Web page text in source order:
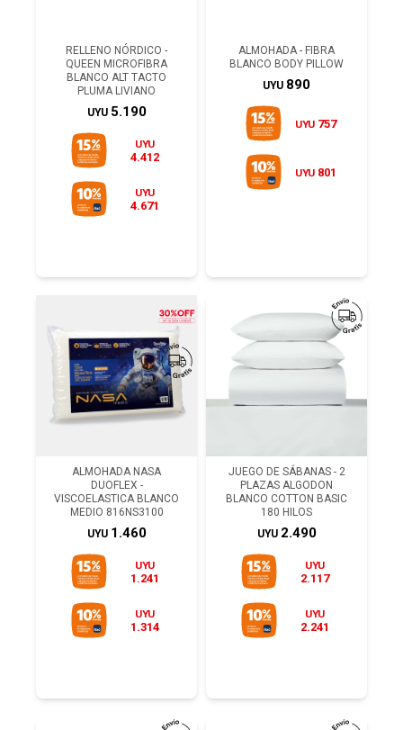
RELLENO NÓRDICO -
QUEEN MICROFIBRA
BLANCO ALT TACTO
PLUMA LIVIANO
UYU 5.190
UYU
4.412
UYU
4.671
ALMOHADA - FIBRA
BLANCO BODY PILLOW
UYU 890
UYU 757
UYU 801
ALMOHADA NASA
DUOFLEX -
VISCOELASTICA BLANCO
MEDIO 816NS3100
UYU 1.460
UYU
1.241
UYU
1.314
JUEGO DE SÁBANAS - 2
PLAZAS ALGODON
BLANCO COTTON BASIC
180 HILOS
UYU 2.490
UYU
2.117
UYU
2.241